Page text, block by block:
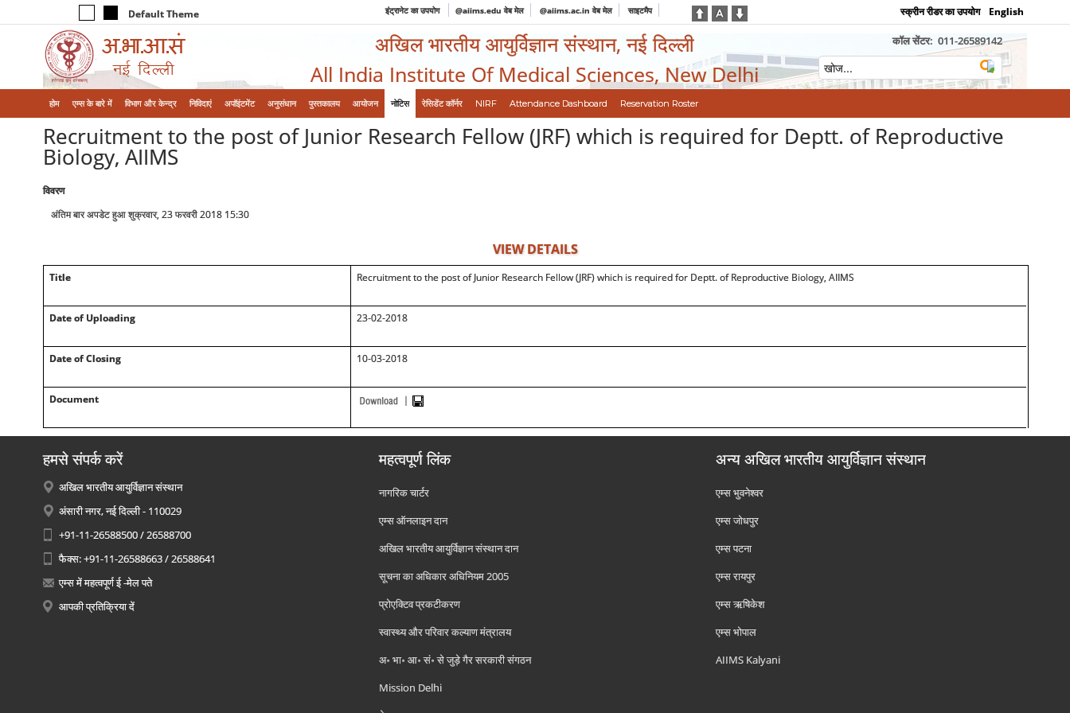
Default Theme इंट्रानेट का उपयोग @aiims.edu वेब मेल @aiims.ac.in वेब मेल साइटमैप स्क्रीन रीडर का उपयोग English
अखिल भारतीय आयुर्विज्ञान संस्थान, नई दिल्ली
All India Institute Of Medical Sciences, New Delhi
कॉल सेंटर: 011-26589142
होम एम्‍स के बारे में विभाग और केन्‍द्र निविदाएं अपॉइंटमेंट अनुसंधान पुस्तकालय आयोजन नोटिस रेसिडेंट कॉर्नर NIRF Attendance Dashboard Reservation Roster
Recruitment to the post of Junior Research Fellow (JRF) which is required for Deptt. of Reproductive
Biology, AIIMS
विवरण
अंतिम बार अपडेट हुआ शुक्रवार, 23 फरवरी 2018 15:30
VIEW DETAILS
Title Recruitment to the post of Junior Research Fellow (JRF) which is required for Deptt. of Reproductive Biology, AIIMS
Date of Uploading 23-02-2018
Date of Closing 10-03-2018
Document
हमसे संपर्क करें
अखिल भारतीय आयुर्विज्ञान संस्थान
अंसारी नगर, नई दिल्ली - 110029
+91-11-26588500 / 26588700
फैक्स: +91-11-26588663 / 26588641
एम्स में महत्वपूर्ण ई -मेल पते
आपकी प्रतिक्रिया दें
महत्वपूर्ण लिंक
नागरिक चार्टर
एम्स ऑनलाइन दान
अखिल भारतीय आयुर्विज्ञान संस्थान दान
सूचना का अधिकार अधिनियम 2005
प्रोएक्टिव प्रकटीकरण
स्वास्थ्य और परिवार कल्याण मंत्रालय
अ॰ भा॰ आ॰ सं॰ से जुड़े गैर सरकारी संगठन
Mission Delhi
अन्य अखिल भारतीय आयुर्विज्ञान संस्थान
एम्‍स भुवनेश्वर
एम्‍स जोधपुर
एम्‍स पटना
एम्‍स रायपुर
एम्‍स ऋषिकेश
एम्‍स भोपाल
AIIMS Kalyani